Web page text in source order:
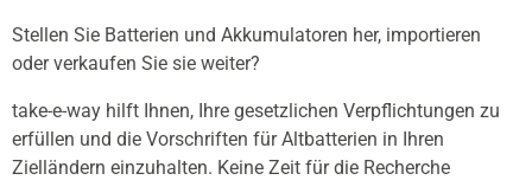
Stellen Sie Batterien und Akkumulatoren her, importieren
oder verkaufen Sie sie weiter?
take-e-way hilft Ihnen, Ihre gesetzlichen Verpflichtungen zu
erfüllen und die Vorschriften für Altbatterien in Ihren
Zielländern einzuhalten. Keine Zeit für die Recherche